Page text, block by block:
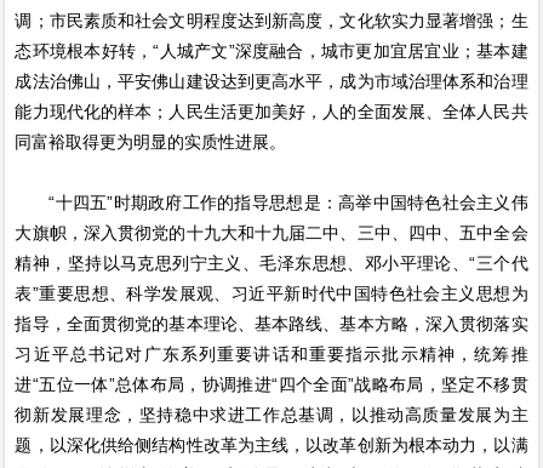
调；市民素质和社会文明程度达到新高度，文化软实力显著增强；生
态环境根本好转，“人城产文”深度融合，城市更加宜居宜业；基本建
成法治佛山，平安佛山建设达到更高水平，成为市域治理体系和治理
能力现代化的样本；人民生活更加美好，人的全面发展、全体人民共
同富裕取得更为明显的实质性进展。
“十四五”时期政府工作的指导思想是：高举中国特色社会主义伟
大旗帜，深入贯彻党的十九大和十九届二中、三中、四中、五中全会
精神，坚持以马克思列宁主义、毛泽东思想、邓小平理论、“三个代
表”重要思想、科学发展观、习近平新时代中国特色社会主义思想为
指导，全面贯彻党的基本理论、基本路线、基本方略，深入贯彻落实
习近平总书记对广东系列重要讲话和重要指示批示精神，统筹推
进“五位一体”总体布局，协调推进“四个全面”战略布局，坚定不移贯
彻新发展理念，坚持稳中求进工作总基调，以推动高质量发展为主
题，以深化供给侧结构性改革为主线，以改革创新为根本动力，以满